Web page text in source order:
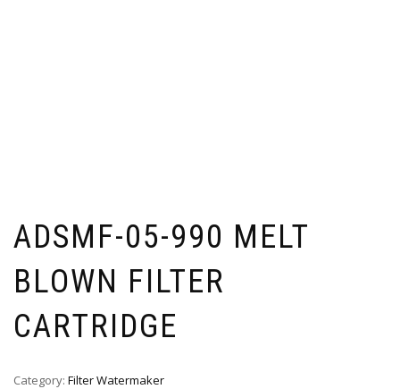
ADSMF-05-990 MELT
BLOWN FILTER
CARTRIDGE
Category: Filter Watermaker